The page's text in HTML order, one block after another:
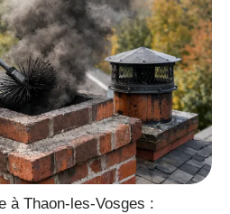
à Thaon-les-Vosges :